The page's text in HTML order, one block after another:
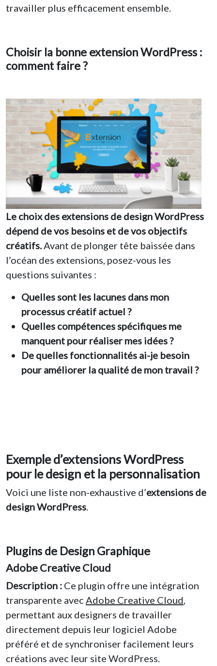
travailler plus efficacement ensemble.
Choisir la bonne extension WordPress :
comment faire ?
Le choix des extensions de design WordPress
dépend de vos besoins et de vos objectifs
créatifs. Avant de plonger tête baissée dans
l’océan des extensions, posez-vous les
questions suivantes :
Quelles sont les lacunes dans mon
processus créatif actuel ?
Quelles compétences spécifiques me
manquent pour réaliser mes idées ?
De quelles fonctionnalités ai-je besoin
pour améliorer la qualité de mon travail ?
Exemple d’extensions WordPress
pour le design et la personnalisation
Voici une liste non-exhaustive d’extensions de
design WordPress
Plugins de Design Graphique
Adobe Creative Cloud
Description : Ce plugin offre une intégration
transparente avec Adobe Creative Cloud
permettant aux designers de travailler
directement depuis leur logiciel Adobe
préféré et de synchroniser facilement leurs
créations avec leur site WordPress.